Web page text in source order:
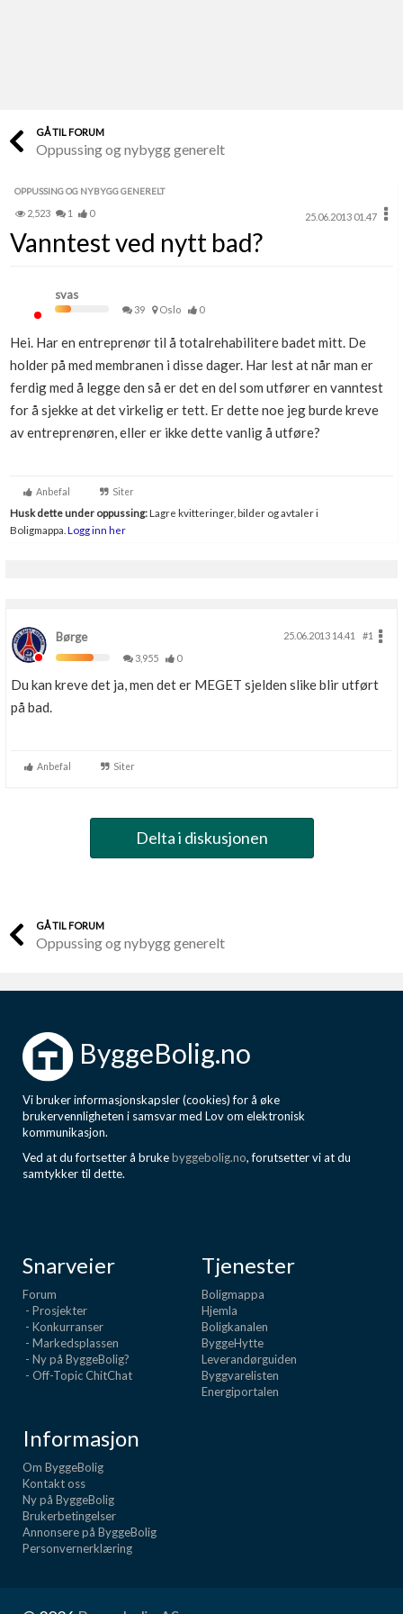
Finn håndverkere
Papirer som mangler
Skaff dokumentasjon som mangler
Kundeservice
Få svar på det du lurer på
Kom i gang med Boligmappa
Se din bolig? Klikk her
Boligmappa+
Få mer ut av Boligmappa
GÅ TIL FORUM
Oppussing og nybygg generelt
OPPUSSING OG NYBYGG GENERELT
2,523 1 0 25.06.2013 01.47
Vanntest ved nytt bad?
svas
39 Oslo 0
Hei. Har en entreprenør til å totalrehabilitere badet mitt. De
holder på med membranen i disse dager. Har lest at når man er
ferdig med å legge den så er det en del som utfører en vanntest
for å sjekke at det virkelig er tett. Er dette noe jeg burde kreve
av entreprenøren, eller er ikke dette vanlig å utføre?
Anbefal Siter
Husk dette under oppussing:Lagre kvitteringer, bilder og avtaler i
Boligmappa. Logg inn her
Børge 25.06.2013 14.41
#1
3,955
0
Du kan kreve det ja, men det er MEGET sjelden slike blir utført
på bad.
Anbefal Siter
Delta i diskusjonen
GÅ TIL FORUM
Oppussing og nybygg generelt
ByggeBolig.no
Vi bruker informasjonskapsler (cookies) for å øke
brukervennligheten i samsvar med Lov om elektronisk
kommunikasjon.
Ved at du fortsetter å brukebyggebolig.no, forutsetter vi at du
samtykker til dette.
Snarveier
Forum
- Prosjekter
- Konkurranser
- Markedsplassen
- Ny på ByggeBolig?
- Off-Topic ChitChat
Tjenester
Boligmappa
Hjemla
Boligkanalen
ByggeHytte
Leverandørguiden
Byggvarelisten
Energiportalen
Informasjon
Om ByggeBolig
Kontakt oss
Ny på ByggeBolig
Brukerbetingelser
Annonsere på ByggeBolig
Personvernerklæring